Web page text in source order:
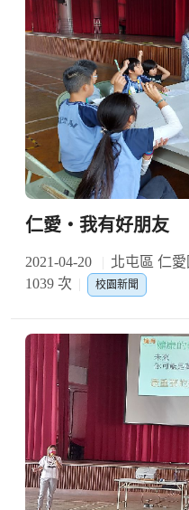
仁愛‧我有好朋友
2021-04-20 北屯區 仁
1039 次
校園新聞